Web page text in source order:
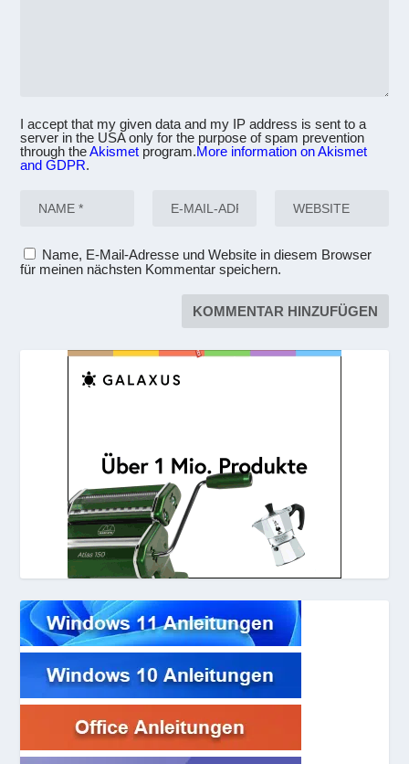
I accept that my given data and my IP address is sent to a
server in the USA only for the purpose of spam prevention
through theAkismet program.More information on Akismet
and GDPR.
Name, E-Mail-Adresse und Website in diesem Browser
für meinen nächsten Kommentar speichern.